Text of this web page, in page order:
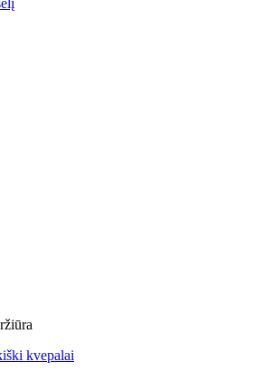
kvepalai